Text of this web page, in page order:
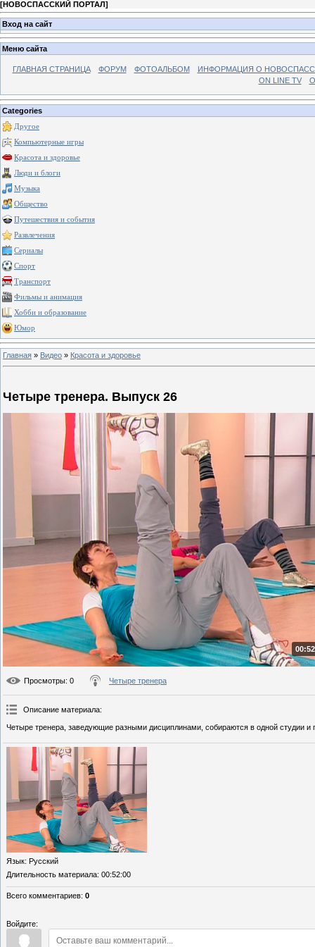
[НОВОСПАССКИЙ ПОРТАЛ]
Вход на сайт
Меню сайта
ГЛАВНАЯ СТРАНИЦА ФОРУМ ФОТОАЛЬБОМ
ИНФОРМАЦИЯ О
ON LINE TV
Categories
Другое
Компьютерные игры
Красота и здоровье
Люди и блоги
Музыка
Общество
Путешествия и события
Развлечения
Сериалы
Спорт
Транспорт
Фильмы и анимация
Хобби и образование
Юмор
Главная » Видео » Красота и здоровье
Четыре тренера. Выпуск 26
Просмотры: 0 Четыре тренера
Описание материала:
Четыре тренера, заведующие разными дисциплинами, собираются в одной студии и
Язык: Русский
Длительность материала: 00:52:00
Всего комментариев: 0
Войдите: